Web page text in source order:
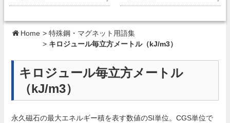
Home > 特殊鋼・マグネット用語集
> キロジュール毎立方メートル（kJ/m3）
キロジュール毎立方メートル
（kJ/m3）
永久磁石の最大エネルギー積を表す数値のSI単位。CGS単位で